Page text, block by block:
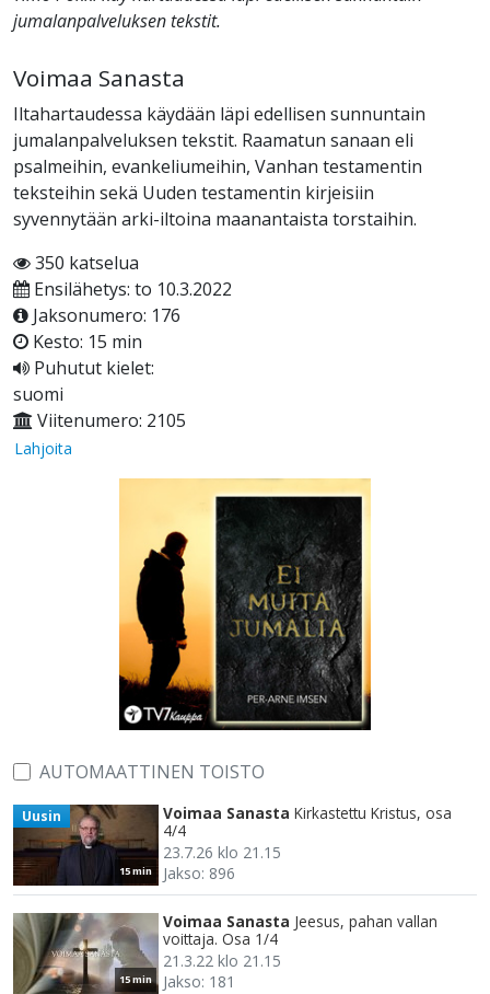
jumalanpalveluksen tekstit.
Voimaa Sanasta
Iltahartaudessa käydään läpi edellisen sunnuntain
jumalanpalveluksen tekstit. Raamatun sanaan eli
psalmeihin, evankeliumeihin, Vanhan testamentin
teksteihin sekä Uuden testamentin kirjeisiin
syvennytään arki-iltoina maanantaista torstaihin.
350 katselua
Ensilähetys: to 10.3.2022
Jaksonumero: 176
Kesto: 15 min
Puhutut kielet:
suomi
Viitenumero: 2105
Lahjoita
AUTOMAATTINEN TOISTO
15 min
Uusin Voimaa Sanasta Kirkastettu Kristus, osa
4/4
23.7.26 klo 21.15
Jakso: 896
15 min
Voimaa Sanasta Jeesus, pahan vallan
voittaja. Osa 1/4
21.3.22 klo 21.15
Jakso: 181